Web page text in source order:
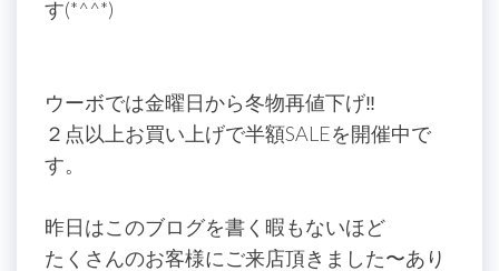
す(*^^*)
ウーボでは金曜日から冬物再値下げ‼
２点以上お買い上げで半額SALEを開催中で
す。
昨日はこのブログを書く暇もないほど
たくさんのお客様にご来店頂きました〜あり